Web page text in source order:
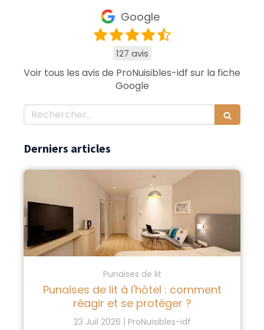
Google
127 avis
Voir tous les avis de ProNuisibles-idf sur la fiche
Google
Rechercher
Derniers articles
Punaises de lit
Punaises de lit à l'hôtel : comment
réagir et se protéger ?
23 Juil 2026 ProNuisibles-idf